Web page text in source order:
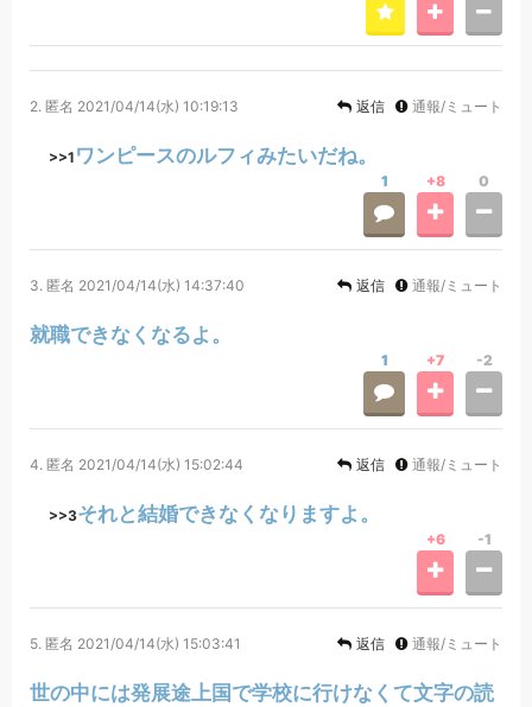
2. 匿名 2021/04/14(水) 10:19:13 返信 通報/ミュート
>>1 ワンピースのルフィみたいだね。
1 +8 0
3. 匿名 2021/04/14(水) 14:37:40 返信 通報/ミュート
就職できなくなるよ。
1 +7 -2
4. 匿名 2021/04/14(水) 15:02:44 返信 通報/ミュート
>>3それと結婚できなくなりますよ。
+6 -1
5. 匿名 2021/04/14(水) 15:03:41 返信 通報/ミュート
世の中には発展途上国で学校に行けなくて文字の読